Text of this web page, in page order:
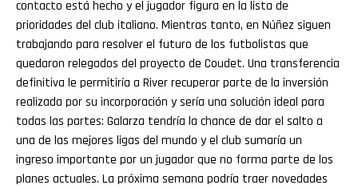
contacto está hecho y el jugador figura en la lista de
prioridades del club italiano. Mientras tanto, en Núñez siguen
trabajando para resolver el futuro de los futbolistas que
quedaron relegados del proyecto de Coudet. Una transferencia
definitiva le permitiría a River recuperar parte de la inversión
realizada por su incorporación y sería una solución ideal para
todas las partes: Galarza tendría la chance de dar el salto a
una de las mejores ligas del mundo y el club sumaría un
ingreso importante por un jugador que no forma parte de los
planes actuales. La próxima semana podría traer novedades